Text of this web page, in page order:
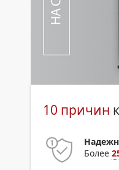
10 причин
Более